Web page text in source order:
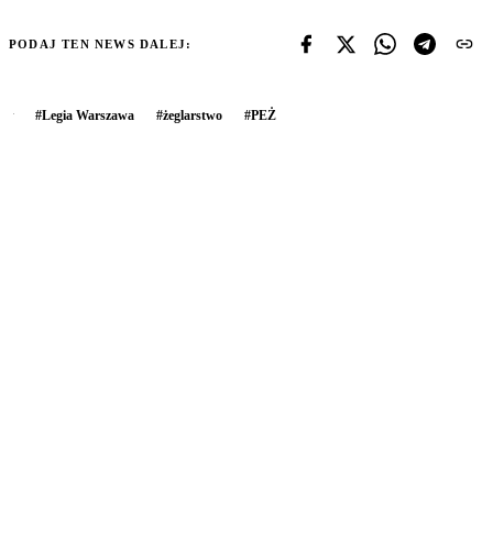
PODAJ TEN NEWS DALEJ:
#Legia Warszawa #żeglarstwo #PEŻ